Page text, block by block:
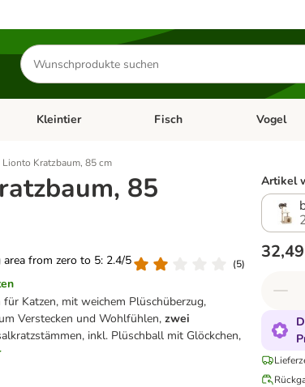
Produkte
suchen
& Zubehör
Kategorie-Menü öffnen: Hundefutter & Zubehör
Kleintier Kategorie-Menü öffnen: Kleintier
Fisch Kategorie-
Vogel
Lionto Kratzbaum, 85 cm
85
from zero to 5: 2.4/5
(5)
für Katzen, mit weichem Plüschüberzug,
Verstecken und Wohlfühlen,zwei
inkl. Plüschball mit Glöckchen,
Artikel